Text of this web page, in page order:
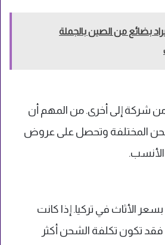
بضائع من الصين بالجملة
شركة إلى أخرى. من المهم أن
المختلفة وتحصل على عروض
الأنسب.
الأثاث في تركيا. إذا كانت
فقد تكون تكلفة الشحن أكثر